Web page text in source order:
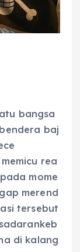
bangsa
baj
rea
mome
merend
tersebut
di kalang